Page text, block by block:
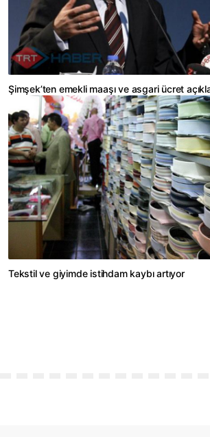
Şimşek’ten emekli maaşı ve asgari ücret
Tekstil ve giyimde istihdam kaybı artıyor